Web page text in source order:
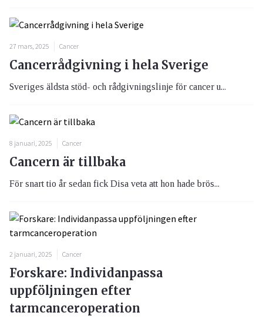
27 mars, 2025 Cancer
Cancerrådgivning i hela Sverige
Sveriges äldsta stöd- och rådgivningslinje för cancer u...
8 januari, 2025 Cancer
Cancern är tillbaka
För snart tio år sedan fick Disa veta att hon hade brös...
2 januari, 2025 Cancer
Forskare: Individanpassa
uppföljningen efter
tarmcanceroperation